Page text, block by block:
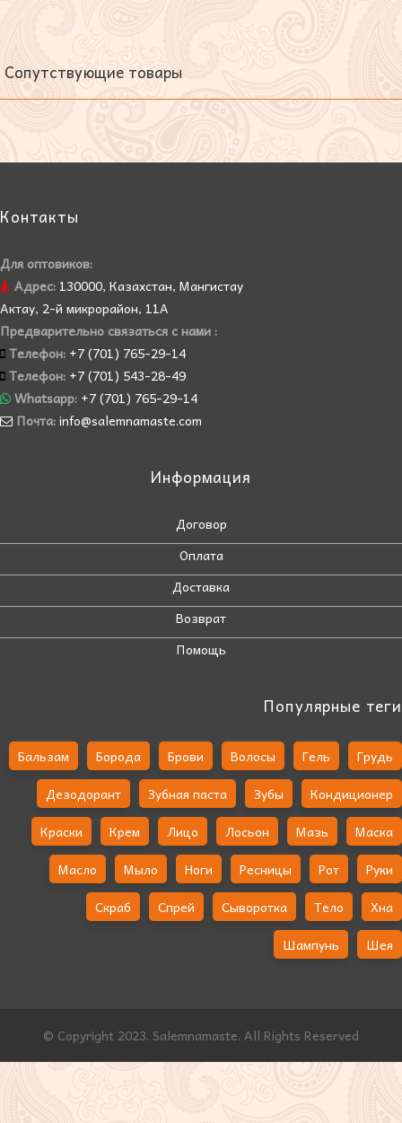
Сопутствующие товары
Контакты
Для оптовиков:
Адрес: 130000, Казахстан, Мангистау
Актау, 2-й микрорайон, 11А
Предварительно связаться с нами :
Телефон: +7 (701) 765-29-14
Телефон: +7 (701) 543-28-49
Whatsapp: +7 (701) 765-29-14
Почта:info@salemnamaste.com
Информация
Договор
Оплата
Доставка
Возврат
Помощь
Популярные теги
Бальзам Борода Брови Волосы Гель
Грудь
Дезодорант
Зубная паста Зубы
Кондиционер
Краски
Крем Лицо Лосьон Мазь
Маска
Масло
Мыло Ноги Ресницы Рот
Руки
Скраб
Спрей Сыворотка Тело
Хна
Шампунь
Шея
© Copyright 2023. Salemnamaste. All Rights Reserved